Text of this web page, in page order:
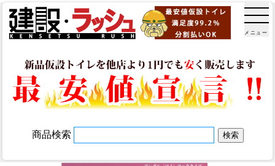
メニュー
商品検索